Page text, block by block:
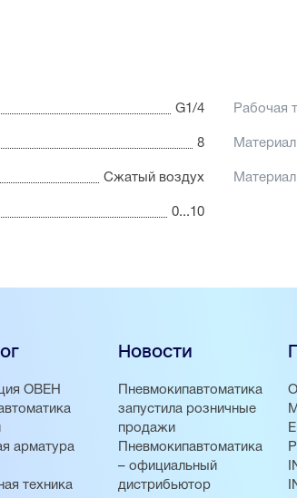
G1/4 Рабочая
8
Сжатый воздух
0...10
ОВЕН
арматура
техника
Новости
Пневмокипавтоматика
запустила розничные
продажи
Пневмокипавтоматика
– официальный
дистрибьютор